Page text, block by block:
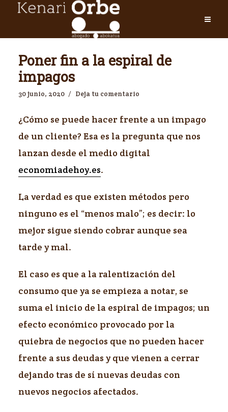
Poner fin a la espiral de
impagos
30 junio, 2020 Deja tu comentario
¿Cómo se puede hacer frente a un impago
de un cliente? Esa es la pregunta que nos
lanzan desde el medio digital
economiadehoy.es.
La verdad es que existen métodos pero
ninguno es el “menos malo”; es decir: lo
mejor sigue siendo cobrar aunque sea
tarde y mal.
El caso es que a la ralentización del
consumo que ya se empieza a notar, se
suma el inicio de la espiral de impagos; un
efecto económico provocado por la
quiebra de negocios que no pueden hacer
frente a sus deudas y que vienen a cerrar
dejando tras de sí nuevas deudas con
nuevos negocios afectados.